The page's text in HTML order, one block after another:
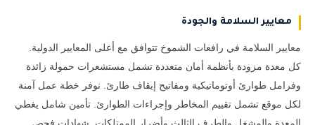
معايير السلامة والجودة
معايير السلامة في رافعات الشموخ تتوافق مع أعلى المعايير الدولية.
كل معدة مزودة بأنظمة أمان متعددة تشمل مستشعرات حمولة زائدة
وفرامل طوارئ أوتوماتيكية ومفاتيح إيقاف طارئ. نوفر خطة عمل آمنة
لكل موقع تشمل تقييم المخاطر وإجراءات الطوارئ. تأمين شامل يغطي